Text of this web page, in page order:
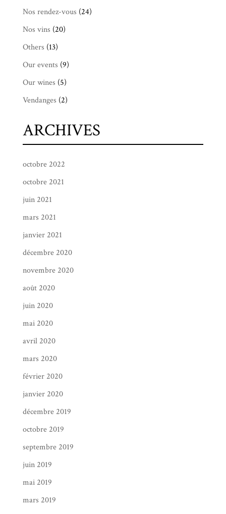
Nos rendez-vous (24)
Nos vins (20)
Others (13)
Our events (9)
Our wines (5)
Vendanges (2)
ARCHIVES
octobre 2022
octobre 2021
juin 2021
mars 2021
janvier 2021
décembre 2020
novembre 2020
août 2020
juin 2020
mai 2020
avril 2020
mars 2020
février 2020
janvier 2020
décembre 2019
octobre 2019
septembre 2019
juin 2019
mai 2019
mars 2019